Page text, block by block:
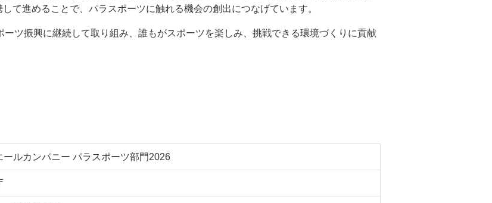
て進めることで、パラスポーツに触れる機会の創出につなげています。
ツ振興に継続して取り組み、誰もがスポーツを楽しみ、挑戦できる環境づくりに貢献
ールカンパニー パラスポーツ部門2026